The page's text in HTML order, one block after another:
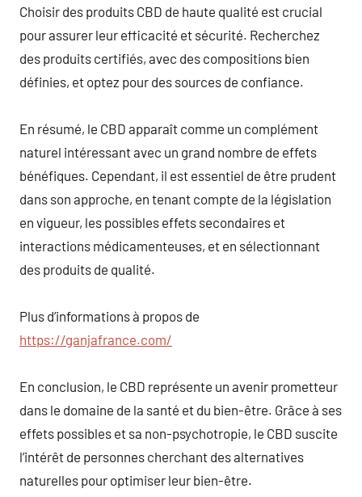
Choisir des produits CBD de haute qualité est crucial
pour assurer leur efficacité et sécurité. Recherchez
des produits certifiés, avec des compositions bien
définies, et optez pour des sources de confiance.
En résumé, le CBD apparaît comme un complément
naturel intéressant avec un grand nombre de effets
bénéfiques. Cependant, il est essentiel de être prudent
dans son approche, en tenant compte de la législation
en vigueur, les possibles effets secondaires et
interactions médicamenteuses, et en sélectionnant
des produits de qualité.
Plus d’informations à propos de
https://ganjafrance.com/
En conclusion, le CBD représente un avenir prometteur
dans le domaine de la santé et du bien-être. Grâce à ses
effets possibles et sa non-psychotropie, le CBD suscite
l’intérêt de personnes cherchant des alternatives
naturelles pour optimiser leur bien-être.